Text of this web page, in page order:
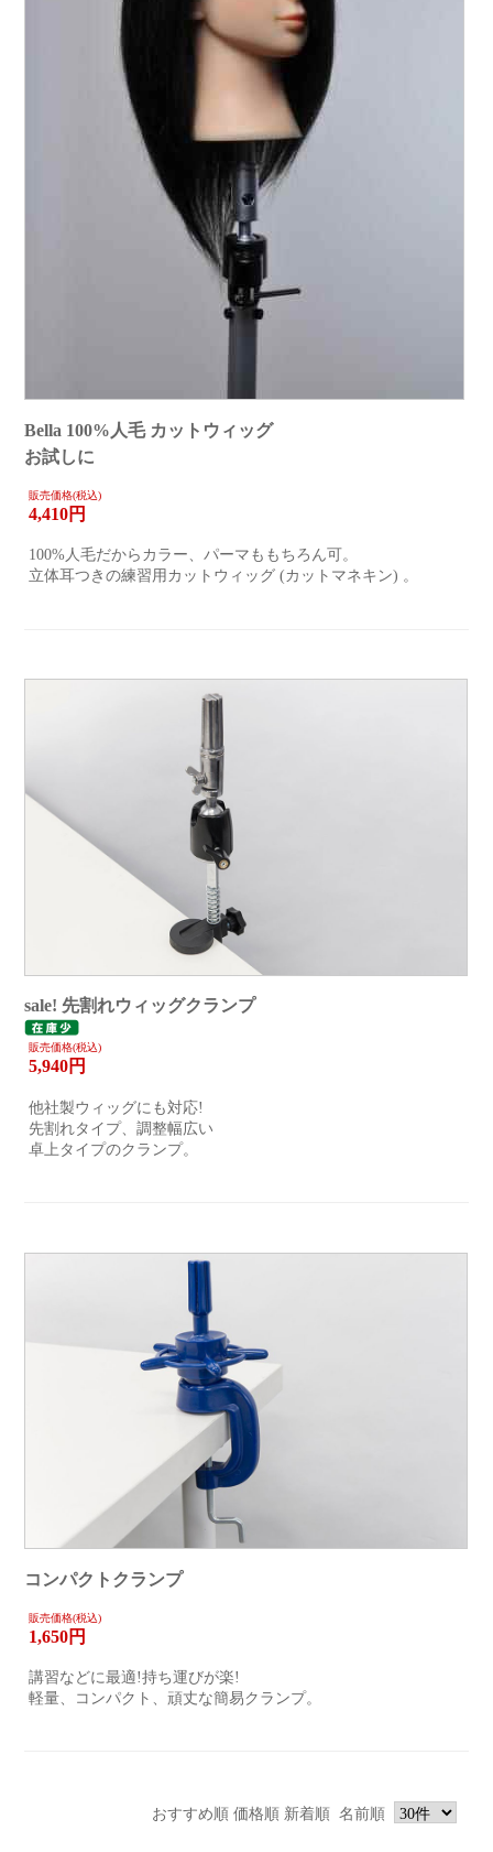
Bella 100%人毛 カットウィッグ
お試しに
販売価格(税込)
4,410円
100%人毛だからカラー、パーマももちろん可。
立体耳つきの練習用カットウィッグ (カットマネキン) 。
sale! 先割れウィッグクランプ
販売価格(税込)
5,940円
他社製ウィッグにも対応!
先割れタイプ、調整幅広い
卓上タイプのクランプ。
コンパクトクランプ
販売価格(税込)
1,650円
講習などに最適!持ち運びが楽!
軽量、コンパクト、頑丈な簡易クランプ。
おすすめ順 価格順 新着順 名前順